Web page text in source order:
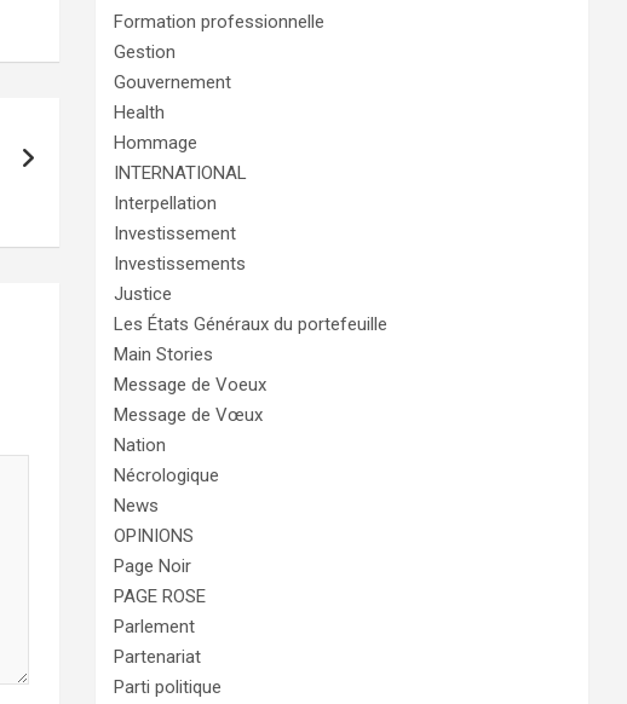
Formation professionnelle
Gestion
Gouvernement
Health
Hommage
INTERNATIONAL
Interpellation
Investissement
Investissements
Justice
Les États Généraux du portefeuille
Main Stories
Message de Voeux
Message de Vœux
Nation
Nécrologique
News
OPINIONS
Page Noir
PAGE ROSE
Parlement
Partenariat
Parti politique